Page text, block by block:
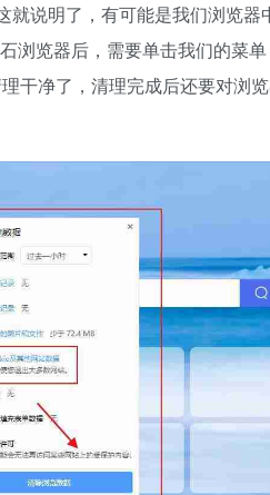
说明了，有可能是我们浏览
览器后，需要单击我们的菜
干净了，清理完成后还要对浏